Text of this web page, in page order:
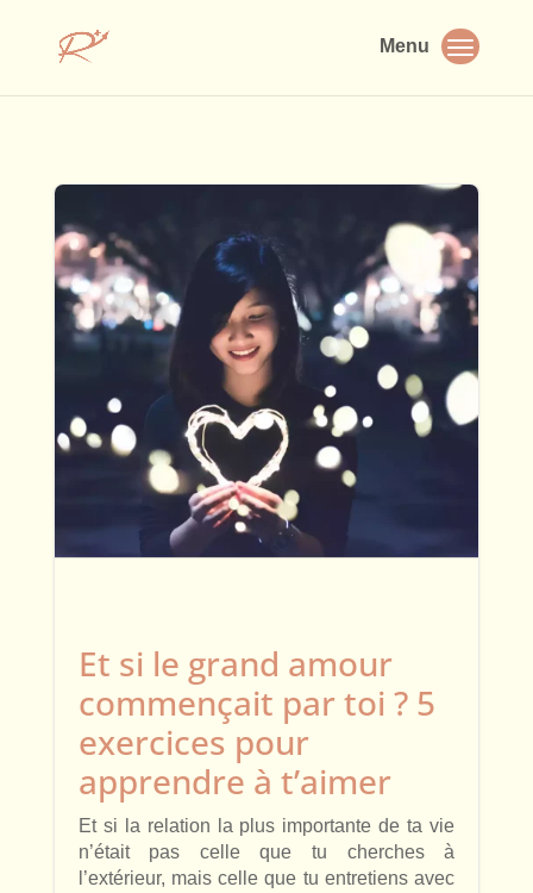
Et si le grand amour
commençait par toi ? 5
exercices pour
apprendre à t’aimer
Et si la relation la plus importante de ta vie
n’était pas celle que tu cherches à
l’extérieur, mais celle que tu entretiens avec